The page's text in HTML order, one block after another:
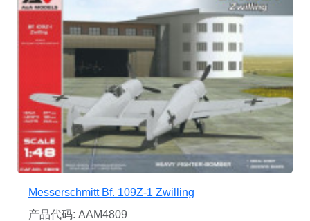
Messerschmitt Bf. 109Z-1 Zwilling
产品代码: AAM4809